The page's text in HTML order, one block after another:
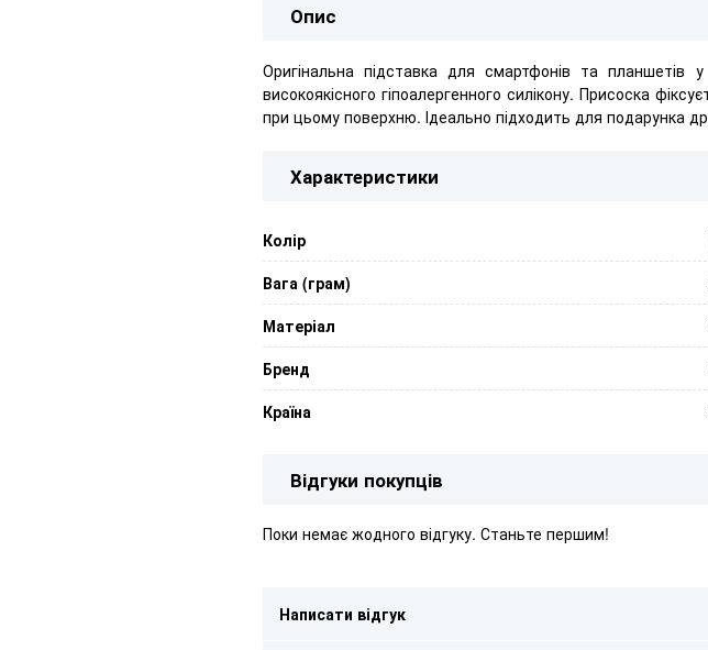
Опис
Оригінальна підставка для смартфонів та планшетів
високоякісного гіпоалергенного силікону. Присоска
при цьому поверхню. Ідеально підходить для подарунка
Характеристики
Колір
Вага (грам)
Матеріал
Бренд
Країна
Відгуки покупців
Поки немає жодного відгуку. Станьте першим!
Написати відгук